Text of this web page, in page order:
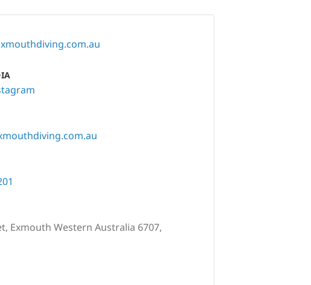
Exmouth Western Australia 6707,